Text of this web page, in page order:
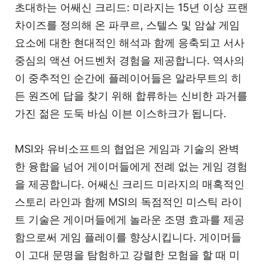
초대하는 어쌔신 크리드: 미라지는 15년 이상 프랜
차이즈를 정의해 온 파쿠르, 스텔스 및 암살 게임
요소에 대한 현대적인 해석과 함께 응축되고 서사
중심의 액션 어드벤처 경험을 제공합니다. 역사의
이 중추적인 순간에 플레이어들은 알라무트의 히
든 원즈에 답을 찾기 위해 합류하는 신비한 과거를
가진 젊은 도둑 바심 이븐 이스하크가 됩니다.
MSI와 유비소프트의 협업은 게임과 기술의 완벽
한 융합을 넘어 게이머들에게 전례 없는 게임 경험
을 제공합니다. 어쌔신 크리드 미라지의 매혹적인
스토리 라인과 함께 MSI의 독점적인 미스틱 라이
트 기술은 게이머들에게 놀라운 조명 효과를 제공
함으로써 게임 플레이를 향상시킵니다. 게이머들
이 고대 문명을 탐험하고 강렬한 모험을 할 때 미